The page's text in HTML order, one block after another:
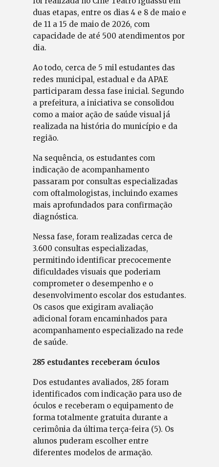
duas etapas, entre os dias 4 e 8 de maio e
de 11 a 15 de maio de 2026, com
capacidade de até 500 atendimentos por
dia.
Ao todo, cerca de 5 mil estudantes das
redes municipal, estadual e da APAE
participaram dessa fase inicial. Segundo
a prefeitura, a iniciativa se consolidou
como a maior ação de saúde visual já
realizada na história do município e da
região.
Na sequência, os estudantes com
indicação de acompanhamento
passaram por consultas especializadas
com oftalmologistas, incluindo exames
mais aprofundados para confirmação
diagnóstica.
Nessa fase, foram realizadas cerca de
3.600 consultas especializadas,
permitindo identificar precocemente
dificuldades visuais que poderiam
comprometer o desempenho e o
desenvolvimento escolar dos estudantes.
Os casos que exigiram avaliação
adicional foram encaminhados para
acompanhamento especializado na rede
de saúde.
285 estudantes receberam óculos
Dos estudantes avaliados, 285 foram
identificados com indicação para uso de
óculos e receberam o equipamento de
forma totalmente gratuita durante a
cerimônia da última terça-feira (5). Os
alunos puderam escolher entre
diferentes modelos de armação.